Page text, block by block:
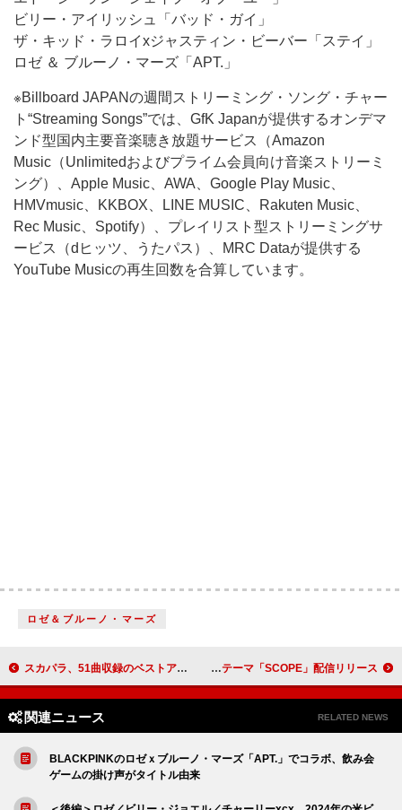
ビリー・アイリッシュ「バッド・ガイ」
ザ・キッド・ラロイxジャスティン・ビーバー「ステイ」
ロゼ ＆ ブルーノ・マーズ「APT.」
※Billboard JAPANの週間ストリーミング・ソング・チャー
ト“Streaming Songs”では、GfK Japanが提供するオンデマ
ンド型国内主要音楽聴き放題サービス（Amazon
Music（Unlimitedおよびプライム会員向け音楽ストリーミ
ング）、Apple Music、AWA、Google Play Music、
HMVmusic、KKBOX、LINE MUSIC、Rakuten Music、
Rec Music、Spotify）、プレイリスト型ストリーミングサ
ービス（dヒッツ、うたパス）、MRC Dataが提供する
YouTube Musicの再生回数を合算しています。
ロゼ＆ブルーノ・マーズ
スカパラ、51曲収録のベストアルバムを3月リリース Aimer、TVアニメ『天久鷹央の推理カルテ』OPテーマ「SCOPE」配信リリース
関連ニュース RELATED NEWS
BLACKPINKのロゼｘブルーノ・マーズ「APT.」でコラボ、飲み会
ゲームの掛け声がタイトル由来